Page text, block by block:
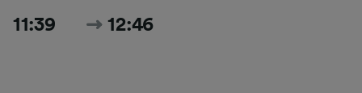
11:39 12:46